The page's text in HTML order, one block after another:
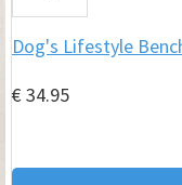
o
g's
L
f
Dog's Lifestyle
€34.95